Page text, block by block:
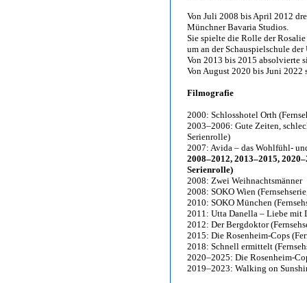
Von Juli 2008 bis April 2012
Münchner Bavaria Studios.
Sie spielte die Rolle der
um an der Schauspielschule
Von 2013 bis 2015 absolvierte
Von August 2020 bis Juni 2022
Filmografie
2000: Schlosshotel Orth
2003–2006: Gute Zeiten,
Serienrolle)
2007: Avida – das Wohlfühl-
2008–2012, 2013–2015,
Serienrolle)
2008: Zwei Weihnachtsmänner
2008: SOKO Wien
2010: SOKO München
2011: Utta Danella – Liebe mit
2012: Der Bergdoktor
2015: Die Rosenheim-Cops
2018: Schnell ermittelt
2020–2025: Die Rosenheim-
2019–2023: Walking on